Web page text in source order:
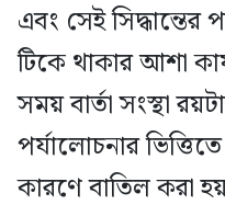
এবং সেই সিদ্ধান্তের
টিকে থাকার আশা
সময় বার্তা সংস্থা
পর্যালোচনার
কারণে বাতিল করা